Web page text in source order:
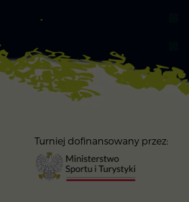
Turniej dofinansowany przez: